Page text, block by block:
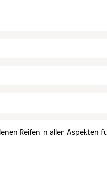
Reifen in allen Aspekten